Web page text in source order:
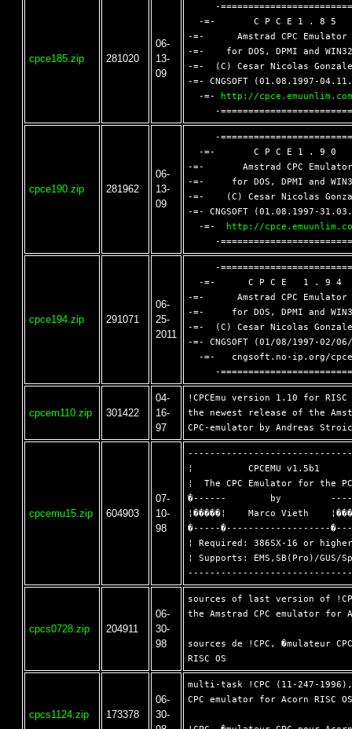
cpce185.zip 281020
06-
13-
09
-
-=-       C P C E 1 . 8 5
-=-      Amstrad CPC
-=-    for DOS, DPMI and
-=-  (C) Cesar Nicolas
-=- CNGSOFT (01.08.1997-
  -=-
http://
cpce190.zip 281962
06-
13-
09
-
-=-       C P C E 1 . 9 0
-=-       Amstrad CPC
-=-     for DOS, DPMI and
-=-    (C) Cesar Nicolas
-=- CNGSOFT (01.08.1997-
  -=-
http://
cpce194.zip 291071
06-
25-
2011
-
  -=-	   C P C E   1 . 9 4	  -=-
-=-	 Amstrad CPC Emulator	    -=-
-=-	for DOS, DPMI and WIN32     -=-
-=-  (C) Cesar Nicolas
-=- CNGSOFT (01/08/1997-02/
-=-   cngsoft.no-ip.org/
cpcem110.zip 301422
04-
16-
97
!CPCEmu version 1.10 for
the newest release of the
cpcemu15.zip 604903
07-
10-
98
¦          CPCEMU v1.5b1
¦  The CPC Emulator for the
�------        by
¦�����¦    Marco Vieth
�-----�-------------------
¦ Required: 386SX-16 or
¦ Supports: EMS,SB(Pro)/GUS/
cpcs0728.zip 204911
06-
30-
98
sources of last version of
the Amstrad CPC emulator for
sources de !CPC, �mulateur
cpcs1124.zip 173378
06-
30-
multi-task !CPC (11-247-
CPC emulator for Acorn RISC